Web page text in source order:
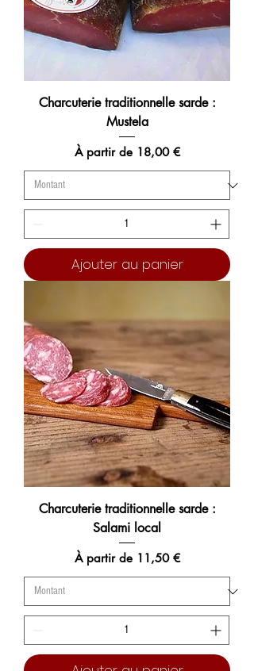
Charcuterie traditionnelle sarde :
Mustela
À partir de 18,00 €
Prix promotionnel
Ajouter au panier
Charcuterie traditionnelle sarde :
Salami local
À partir de 11,50 €
Prix promotionnel